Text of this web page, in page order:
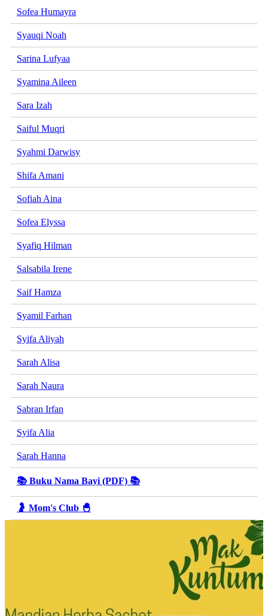
Sofea Humayra
Syauqi Noah
Sarina Lufyaa
Syamina Aileen
Sara Izah
Saiful Muqri
Syahmi Darwisy
Shifa Amani
Sofiah Aina
Sofea Elyssa
Syafiq Hilman
Salsabila Irene
Saif Hamza
Syamil Farhan
Syifa Aliyah
Sarah Alisa
Sarah Naura
Sabran Irfan
Syifa Alia
Sarah Hanna
📚 Buku Nama Bayi (PDF) 📚
🤰 Mom's Club 🐣